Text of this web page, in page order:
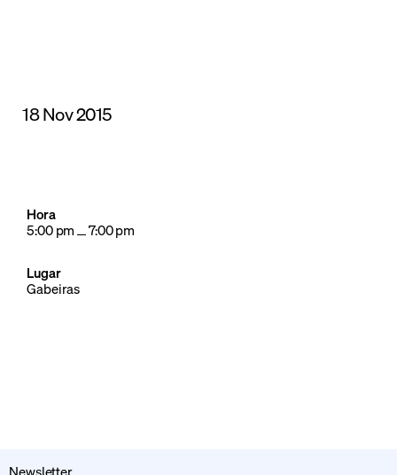
18 Nov 2015
Hora
5:00 pm
7:00 pm
Lugar
Gabeiras
Newsletter